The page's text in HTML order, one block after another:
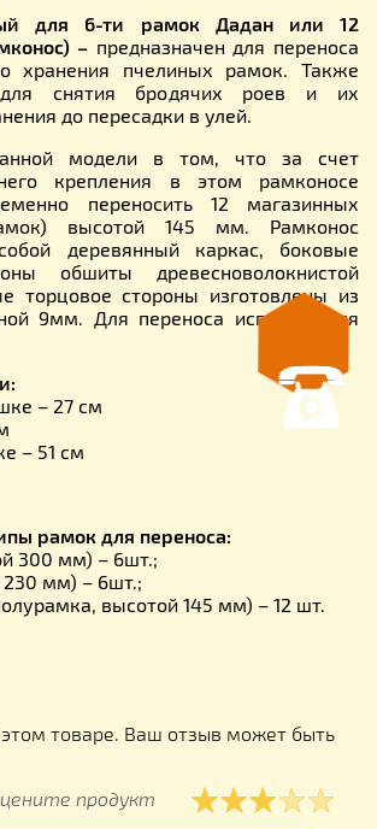
для 6-ти рамок Дадан или 12
– предназначен для переноса
хранения пчелиных рамок. Также
для снятия бродячих роев и их
до пересадки в улей.
модели в том, что за счет
крепления в этом рамконосе
переносить 12 магазинных
высотой 145 мм. Рамконос
деревянный каркас, боковые
обшиты древесноволокнистой
торцовое стороны изготовлены из
9мм. Для переноса используется
– 27 см
– 51 см
рамок для переноса:
300 мм) – 6шт.;
230 мм) – 6шт.;
высотой 145 мм) – 12 шт.
товаре. Ваш отзыв может быть
продукт